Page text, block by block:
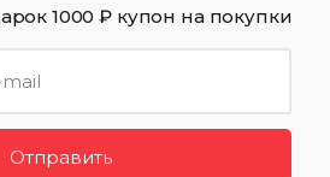
1000 ₽ купон на покупки
Отправить